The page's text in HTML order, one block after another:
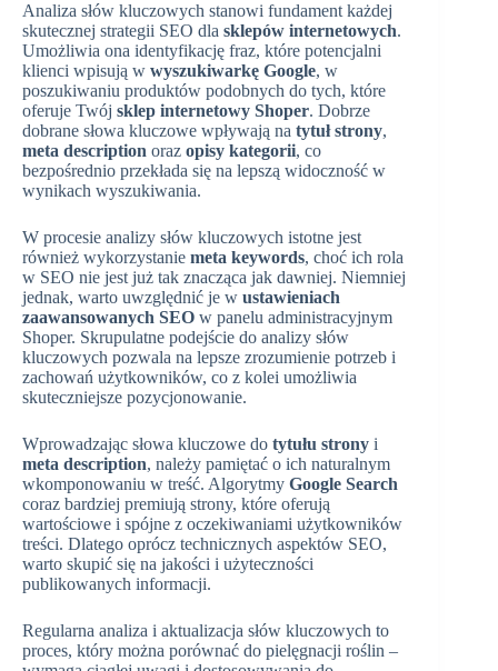
Analiza słów kluczowych stanowi fundament każdej
skutecznej strategii SEO dla sklepów internetowych.
Umożliwia ona identyfikację fraz, które potencjalni
klienci wpisują w wyszukiwarkę Google, w
poszukiwaniu produktów podobnych do tych, które
oferuje Twój sklep internetowy Shoper. Dobrze
dobrane słowa kluczowe wpływają na tytuł strony,
meta description oraz opisy kategorii, co
bezpośrednio przekłada się na lepszą widoczność w
wynikach wyszukiwania.
W procesie analizy słów kluczowych istotne jest
również wykorzystanie meta keywords, choć ich rola
w SEO nie jest już tak znacząca jak dawniej. Niemniej
jednak, warto uwzględnić je w ustawieniach
zaawansowanych SEO w panelu administracyjnym
Shoper. Skrupulatne podejście do analizy słów
kluczowych pozwala na lepsze zrozumienie potrzeb i
zachowań użytkowników, co z kolei umożliwia
skuteczniejsze pozycjonowanie.
Wprowadzając słowa kluczowe do tytułu strony i
meta description, należy pamiętać o ich naturalnym
wkomponowaniu w treść. Algorytmy Google Search
coraz bardziej premiują strony, które oferują
wartościowe i spójne z oczekiwaniami użytkowników
treści. Dlatego oprócz technicznych aspektów SEO,
warto skupić się na jakości i użyteczności
publikowanych informacji.
Regularna analiza i aktualizacja słów kluczowych to
proces, który można porównać do pielęgnacji roślin –